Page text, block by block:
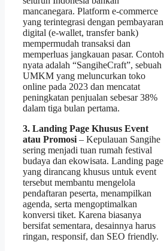
mancanegara. Platform e‑commerce
yang terintegrasi dengan pembayaran
digital (e‑wallet, transfer bank)
mempermudah transaksi dan
memperluas jangkauan pasar. Contoh
nyata adalah “SangiheCraft”, sebuah
UMKM yang meluncurkan toko
online pada 2023 dan mencatat
peningkatan penjualan sebesar 38%
dalam tiga bulan pertama.
3. Landing Page Khusus Event
atau Promosi – Kepulauan Sangihe
sering menjadi tuan rumah festival
budaya dan ekowisata. Landing page
yang dirancang khusus untuk event
tersebut membantu mengelola
pendaftaran peserta, menampilkan
agenda, serta mengoptimalkan
konversi tiket. Karena biasanya
bersifat sementara, desainnya harus
ringan, responsif, dan SEO friendly.